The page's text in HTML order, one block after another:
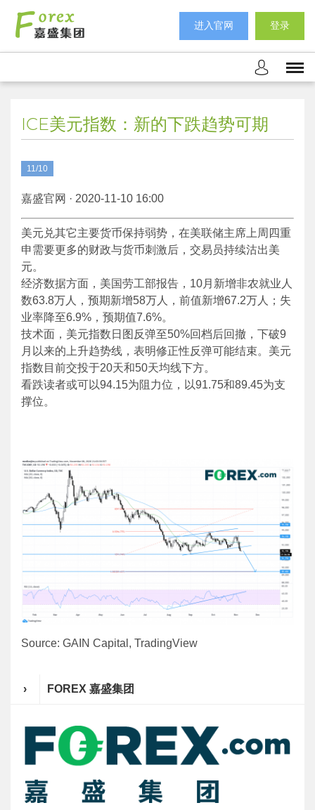
进入官网 登录
ICE美元指数：新的下跌趋势可期
11/10
嘉盛官网 · 2020-11-10 16:00
美元兑其它主要货币保持弱势，在美联储主席上周四重
申需要更多的财政与货币刺激后，交易员持续沽出美
元。
经济数据方面，美国劳工部报告，10月新增非农就业人
数63.8万人，预期新增58万人，前值新增67.2万人；失
业率降至6.9%，预期值7.6%。
技术面，美元指数日图反弹至50%回档后回撤，下破9
月以来的上升趋势线，表明修正性反弹可能结束。美元
指数目前交投于20天和50天均线下方。
看跌读者或可以94.15为阻力位，以91.75和89.45为支
撑位。
Source: GAIN Capital, TradingView
› FOREX 嘉盛集团